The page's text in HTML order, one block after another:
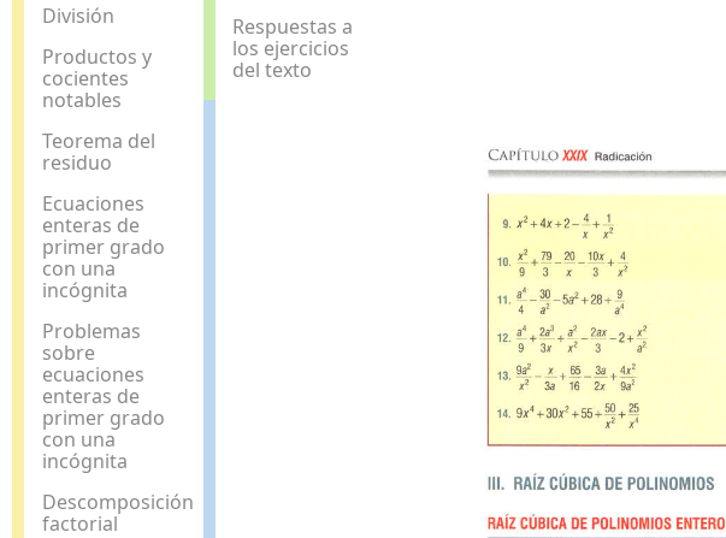
División
Productos y
cocientes
notables
Teorema del
residuo
Ecuaciones
enteras de
primer grado
con una
incógnita
Problemas
sobre
ecuaciones
enteras de
primer grado
con una
incógnita
Descomposición
factorial
Respuestas a
los ejercicios
del texto